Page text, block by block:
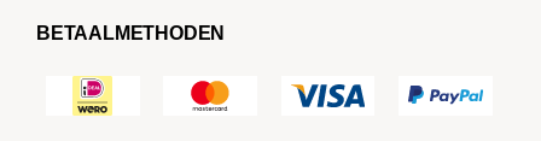
BETAALMETHODEN